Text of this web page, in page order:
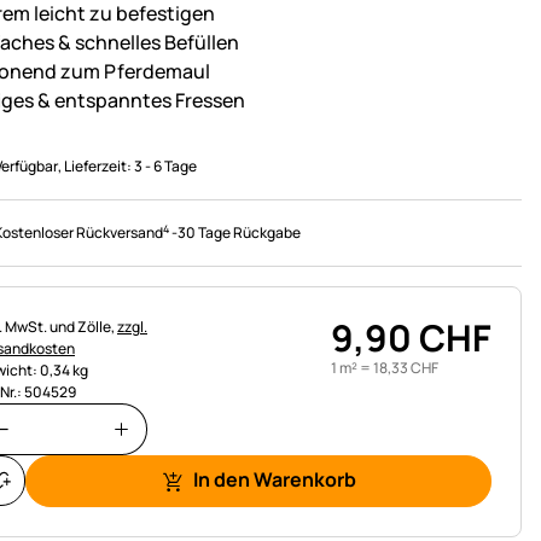
leicht zu befestigen
& schnelles Befüllen
zum Pferdemaul
& entspanntes Fressen
, Lieferzeit:3 - 6 Tage
Rückversand4-30 Tage Rückgabe
MwSt. und Zölle,zzgl.
0,34 kg
504529
9,90 CHF
1 m² =18,33CHF
In den Warenkorb